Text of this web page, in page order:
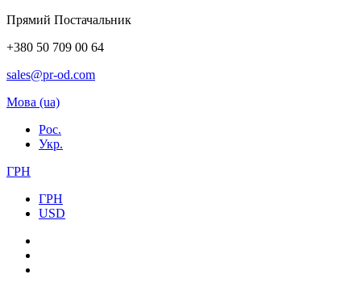
Прямий Постачальник
+380 50 709 00 64
sales@pr-od.com
Мова (ua)
Рос.
Укр.
ГРН
ГРН
USD